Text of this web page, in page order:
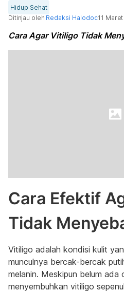
Hidup Sehat
Ditinjau oleh Redaksi Halodoc11
Cara Agar Vitiligo Tidak
Cara Efektif
Tidak
Vitiligo adalah kondisi kulit
munculnya bercak-bercak
melanin. Meskipun belum
menyembuhkan vitiligo